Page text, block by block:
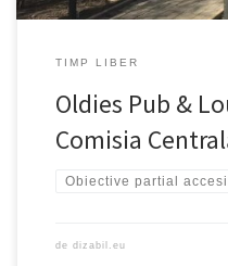
TIMP LIBER
Oldies Pub &
Comisia
Obiective partial
de dizabil.eu